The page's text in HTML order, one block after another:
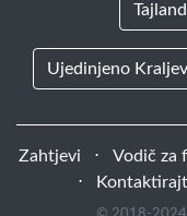
Tajland
Ujedinjeno
Zahtjevi ⋅ Vodič za
⋅